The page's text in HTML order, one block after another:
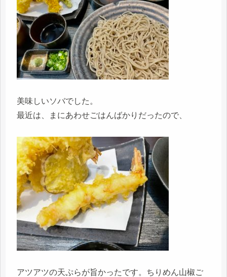
美味しいソバでした。
最近は、まにあわせごはんばかりだったので、
アツアツの天ぷらが旨かったです。ちりめん山椒ご